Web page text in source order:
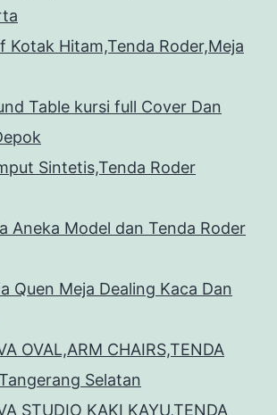
Kotak Hitam,Tenda Roder,Meja
Table kursi full Cover Dan
Sintetis,Tenda Roder
Aneka Model dan Tenda Roder
Quen Meja Dealing Kaca Dan
OVAL,ARM CHAIRS,TENDA
Selatan
STUDIO KAKI KAYU,TENDA